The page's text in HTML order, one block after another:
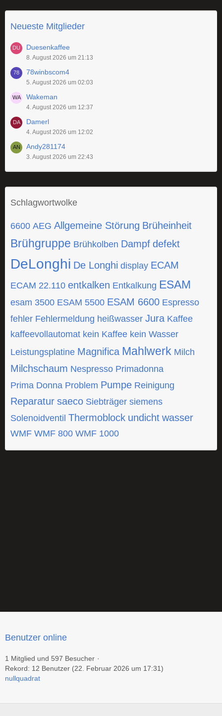
Neueste Mitglieder
Duesenkaffee
8. August 2026 um 21:13
78winbscom4
5. August 2026 um 02:03
Wakeman
4. August 2026 um 12:37
Damerl
4. August 2026 um 12:02
Andy281174
3. August 2026 um 22:43
Schlagwortwolke
6600 AEG Allgemeine Störung Brüheinheit
Brühgruppe Brühkolben Dampf defekt
DeLonghi De Longhi display ECAM
ECAM 22.110 entkalken Entkalkung ESAM
esam 3500 ESAM 5500 ESAM 6600 Espresso
fehler Fehlermeldung heißwasser Jura Kaffee
kaffeevollautomat kein Kaffee kein Wasser
Leistungsplatine Magnifica Mahlwerk Milch
Milchschaum Nespresso Primadonna
Prima Donna Problem Pumpe Reinigung
Reparatur saeco Siebträger siemens
Solenoidventil Thermoblock undicht wasser
WMF WMF 800 WMF 1000
Benutzer online
1 Mitglied und 597 Besucher
Rekord: 12 Benutzer (22. Februar 2026 um 17:31)
nullquadrat